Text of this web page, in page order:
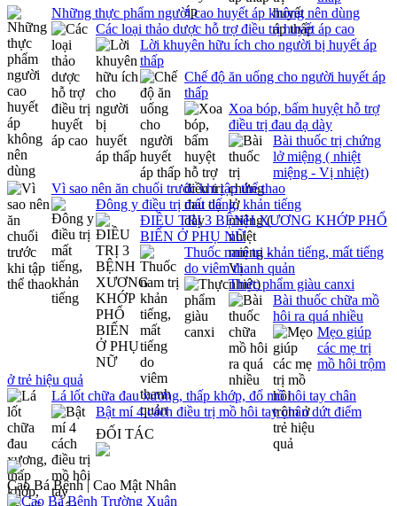
Những thực phẩm người cao huyết áp không nên dùng
Các loại thảo dược hỗ trợ điều trị huyết áp cao
Lời khuyên hữu ích cho người bị huyết áp
thấp
Chế độ ăn uống cho người huyết áp
thấp
Xoa bóp, bấm huyệt hỗ trợ
điều trị đau dạ dày
Bài thuốc trị chứng
lở miệng ( nhiệt
miệng - Vị nhiệt)
Vì sao nên ăn chuối trước khi tập thể thao
Đông y điều trị mất tiếng, khản tiếng
ĐIỀU TRỊ 3 BỆNH XƯƠNG KHỚP PHỔ
BIẾN Ở PHỤ NỮ
Thuốc nam trị khản tiếng, mất tiếng
do viêm thanh quản
Thực phẩm giàu canxi
Bài thuốc chữa mồ
hôi ra quá nhiều
Mẹo giúp
các mẹ trị
mồ hôi trộm
ở trẻ hiệu quả
Lá lốt chữa đau xương, thấp khớp, đổ mồ hôi tay chân
Bật mí 4 cách điều trị mồ hôi tay chân dứt điểm
ĐỐI TÁC
Cao Bá Bệnh | Cao Mật Nhân